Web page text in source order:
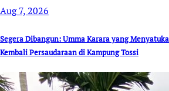
Aug 7, 2026
Segera Dibangun: Umma Karara yang
Kembali Persaudaraan di Kampung Tossi